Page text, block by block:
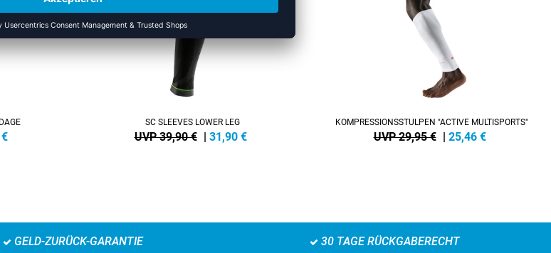
€
SC SLEEVES LOWER LEG
UVP 39,90 € 31,90 €
KOMPRESSIONSSTULPEN "ACTIVE MULTISPORTS"
UVP 29,95 € 25,46 €
GELD-ZURÜCK-GARANTIE 30 TAGE RÜCKGABERECHT